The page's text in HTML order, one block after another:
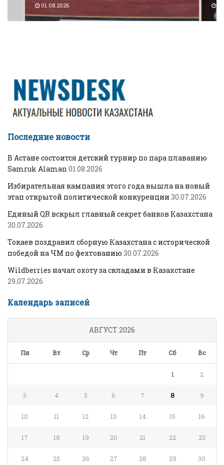
01.08.2026
Последние новости
В Астане состоится детский турнир по пара плаванию
Samruk Alaman 01.08.2026
Избирательная кампания этого года вышла на новый
этап открытой политической конкуренции 30.07.2026
Единый QR вскрыл главный секрет банков Казахстана
30.07.2026
Токаев поздравил сборную Казахстана с исторической
победой на ЧМ по фехтованию 30.07.2026
Wildberries начал охоту за складами в Казахстане
29.07.2026
Календарь записей
АВГУСТ 2026
Пн Вт Ср Чт Пт Сб Вс
1 2
3 4 5 6 7 8 9
10 11 12 13 14 15 16
17 18 19 20 21 22 23
24 25 26 27 28 29 30